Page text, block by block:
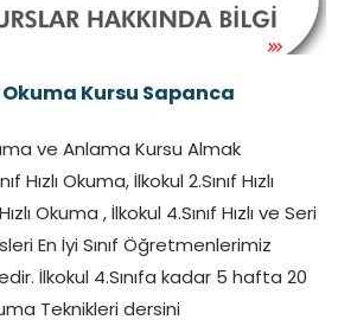
Okuma Kursu Sapanca
ve Anlama Kursu Almak
Hızlı Okuma, İlkokul 2.Sınıf Hızlı
Okuma , İlkokul 4.Sınıf Hızlı ve Seri
En İyi Sınıf Öğretmenlerimiz
İlkokul 4.Sınıfa kadar 5 hafta 20
Teknikleri dersini